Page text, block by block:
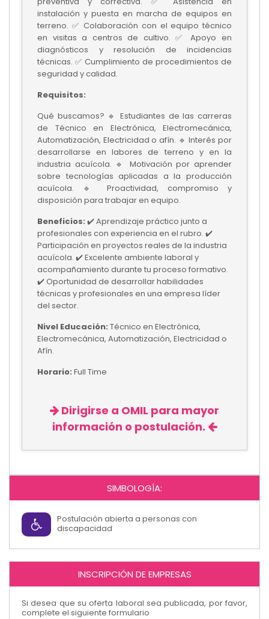
instalación y puesta en marcha de equipos en
terreno. ✅ Colaboración con el equipo técnico
en visitas a centros de cultivo. ✅ Apoyo en
diagnósticos y resolución de incidencias
técnicas. ✅ Cumplimiento de procedimientos de
seguridad y calidad.
Requisitos:
Qué buscamos? 🔹 Estudiantes de las carreras
de Técnico en Electrónica, Electromecánica,
Automatización, Electricidad o afín. 🔹 Interés por
desarrollarse en labores de terreno y en la
industria acuícola. 🔹 Motivación por aprender
sobre tecnologías aplicadas a la producción
acuícola. 🔹 Proactividad, compromiso y
disposición para trabajar en equipo.
Beneficios: ✔️ Aprendizaje práctico junto a
profesionales con experiencia en el rubro. ✔️
Participación en proyectos reales de la industria
acuícola. ✔️ Excelente ambiente laboral y
acompañamiento durante tu proceso formativo.
✔️ Oportunidad de desarrollar habilidades
técnicas y profesionales en una empresa líder
del sector.
Nivel Educación: Técnico en Electrónica,
Electromecánica, Automatización, Electricidad o
Afín.
Horario: Full Time
Dirigirse a OMIL para mayor
información o postulación.
SIMBOLOGÍA:
Postulación abierta a personas con
discapacidad
INSCRIPCIÓN DE EMPRESAS
Si desea que su oferta laboral sea publicada, por favor,
complete el siguiente formulario